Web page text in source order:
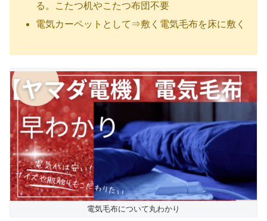
る。こたつ机やこたつ布団不要
電気カーペットとして⇒敷く電気毛布を床に敷く
電気毛布について丸わかり